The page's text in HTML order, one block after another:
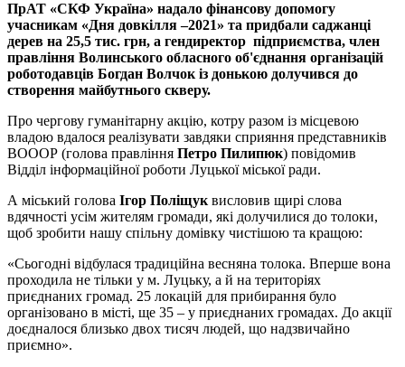
ПрАТ «СКФ Україна» надало фінансову допомогу
учасникам «Дня довкілля –2021» та придбали саджанці
дерев на 25,5 тис. грн, а гендиректор підприємства, член
правління Волинського обласного об'єднання організацій
роботодавців Богдан Волчок із донькою долучився до
створення майбутнього скверу.
Про чергову гуманітарну акцію, котру разом із місцевою
владою вдалося реалізувати завдяки сприяння представників
ВОООР (голова правління Петро Пилипюк) повідомив
Відділ інформаційної роботи Луцької міської ради.
А міський голова Ігор Поліщук висловив щирі слова
вдячності усім жителям громади, які долучилися до толоки,
щоб зробити нашу спільну домівку чистішою та кращою:
«Сьогодні відбулася традиційна весняна толока. Вперше вона
проходила не тільки у м. Луцьку, а й на територіях
приєднаних громад. 25 локацій для прибирання було
організовано в місті, ще 35 – у приєднаних громадах. До акції
доєдналося близько двох тисяч людей, що надзвичайно
приємно».